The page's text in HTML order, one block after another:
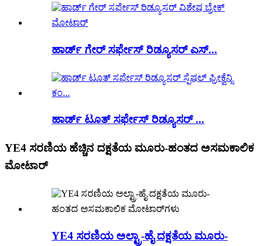
ಹಾರ್ಡ್ ಗೇರ್ ಸರ್ಫೇಸ್ ರಿಡ್ಯೂಸರ್ ಎಸ್...
ಹಾರ್ಡ್ ಟೂತ್ ಸರ್ಫೇಸ್ ರಿಡ್ಯೂಸರ್ ...
YE4 ಸರಣಿಯ ಹೆಚ್ಚಿನ ದಕ್ಷತೆಯ ಮೂರು-ಹಂತದ ಅಸಮಕಾಲಿಕ
ಮೋಟಾರ್
YE4 ಸರಣಿಯ ಅಲ್ಟ್ರಾ-ಹೈ ದಕ್ಷತೆಯ ಮೂರು-